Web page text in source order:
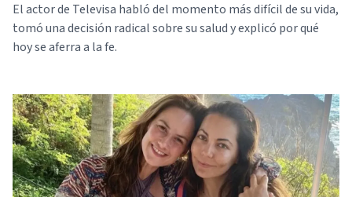
El actor de Televisa habló del momento más difícil de su vida,
tomó una decisión radical sobre su salud y explicó por qué
hoy se aferra a la fe.